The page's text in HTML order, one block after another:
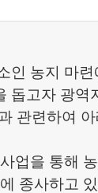
농지 마
돕고자 광역
관련하여
업을 통해
종사하고